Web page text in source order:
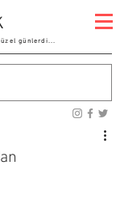
günlerdi...